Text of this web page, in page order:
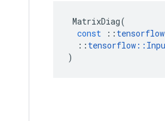
MatrixDiag(
const
:: tensorflow
:: tensorflow ::
)